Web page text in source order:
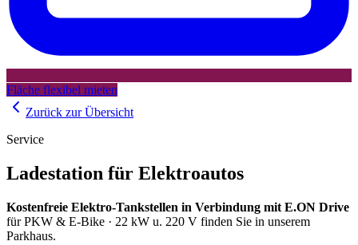
Fläche flexibel mieten
Zurück zur Übersicht
Service
Ladestation für Elektroautos
Kostenfreie Elektro-Tankstellen in Verbindung mit E.ON Drive
für PKW & E-Bike · 22 kW u. 220 V finden Sie in unserem
Parkhaus.